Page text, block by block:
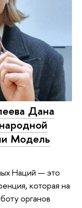
Дана
Модель
Наций — это
которая на
органов